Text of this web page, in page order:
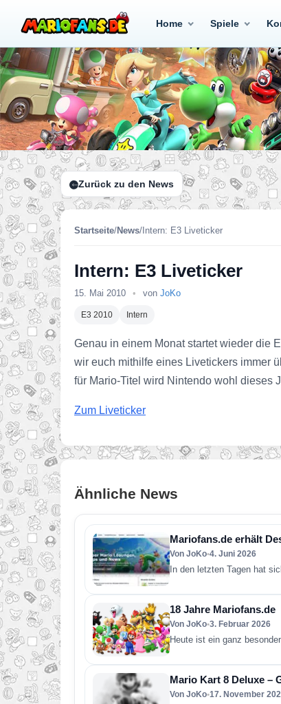
Home Spiele
Zurück zu den News
Startseite/News/ Intern: E3 Liveticker
Intern: E3 Liveticker
15. Mai 2010 • von JoKo
E3 2010 Intern
Genau in einem Monat startet wieder die
wir euch mithilfe eines Livetickers immer
für Mario-Titel wird Nintendo wohl dieses
Zum Liveticker
Ähnliche News
Mariofans.de erhält
Von JoKo•4. Juni 2026
In den letzten Tagen hat
18 Jahre Mariofans.de
Von JoKo•3. Februar 2026
Heute ist ein ganz
Mario Kart 8 Deluxe –
Von JoKo•17. November